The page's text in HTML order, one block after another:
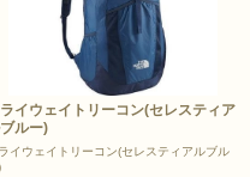
イウェイトリーコン(セレスティア
ルー)
イウェイトリーコン(セレスティアルブル